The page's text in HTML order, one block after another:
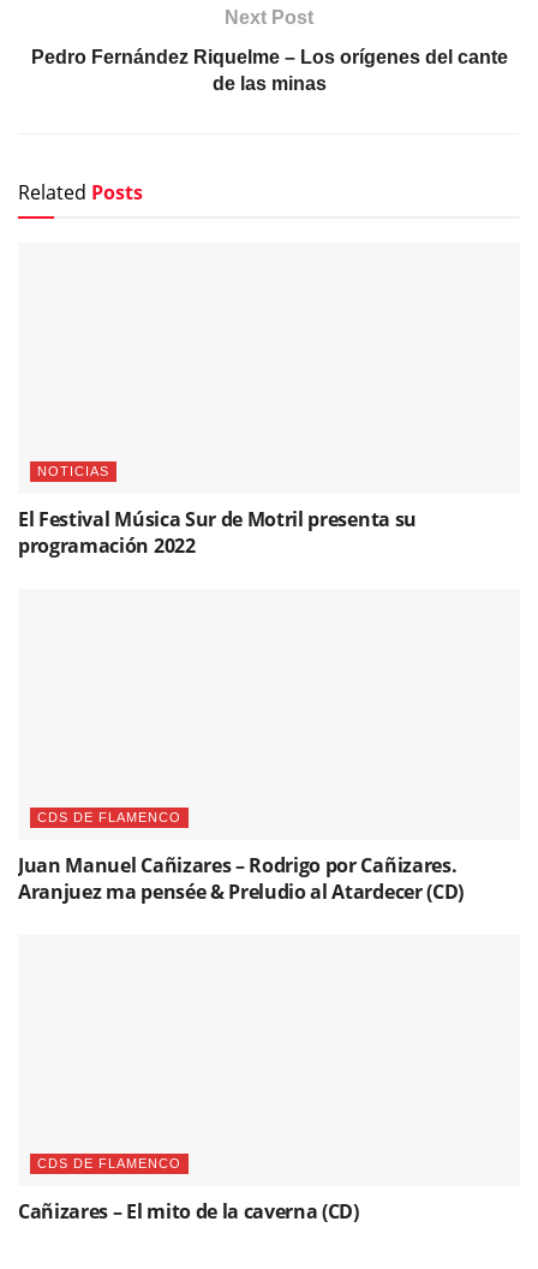
Next Post
Pedro Fernández Riquelme – Los orígenes del cante
de las minas
Related Posts
NOTICIAS
El Festival Música Sur de Motril presenta su
programación 2022
CDS DE FLAMENCO
Juan Manuel Cañizares – Rodrigo por Cañizares.
Aranjuez ma pensée & Preludio al Atardecer (CD)
CDS DE FLAMENCO
Cañizares – El mito de la caverna (CD)